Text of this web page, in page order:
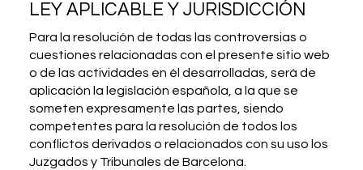
LEY APLICABLE Y JURISDICCIÓN
Para la resolución de todas las controversias o
cuestiones relacionadas con el presente sitio web
o de las actividades en él desarrolladas, será de
aplicación la legislación española, a la que se
someten expresamente las partes, siendo
competentes para la resolución de todos los
conflictos derivados o relacionados con su uso los
Juzgados y Tribunales de Barcelona.